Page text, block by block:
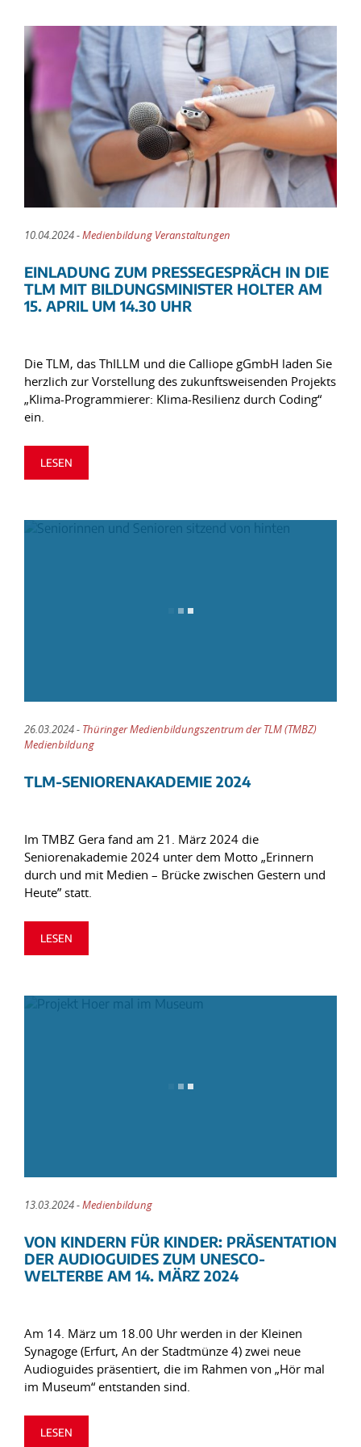
10.04.2024 -Medienbildung Veranstaltungen
EINLADUNG ZUM PRESSEGESPRÄCH IN DIE
TLM MIT BILDUNGSMINISTER HOLTER AM
15. APRIL UM 14.30 UHR
Die TLM, das ThILLM und die Calliope gGmbH laden Sie
herzlich zur Vorstellung des zukunftsweisenden Projekts
„Klima-Programmierer: Klima-Resilienz durch Coding“
ein.
LESEN
26.03.2024 - Thüringer Medienbildungszentrum der TLM (TMBZ)
Medienbildung
TLM-SENIORENAKADEMIE 2024
Im TMBZ Gera fand am 21. März 2024 die
Seniorenakademie 2024 unter dem Motto „Erinnern
durch und mit Medien – Brücke zwischen Gestern und
Heute” statt.
LESEN
13.03.2024 -Medienbildung
VON KINDERN FÜR KINDER: PRÄSENTATION
DER AUDIOGUIDES ZUM UNESCO-
WELTERBE AM 14. MÄRZ 2024
Am 14. März um 18.00 Uhr werden in der Kleinen
Synagoge (Erfurt, An der Stadtmünze 4) zwei neue
Audioguides präsentiert, die im Rahmen von „Hör mal
im Museum“ entstanden sind.
LESEN